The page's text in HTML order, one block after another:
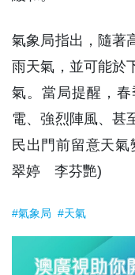
氣象局指出，隨著
雨天氣，並可能於
氣。當局提醒，
電、強烈陣風、甚
民出門前留意天
翠婷 李芬艷)
#氣象局 #天氣